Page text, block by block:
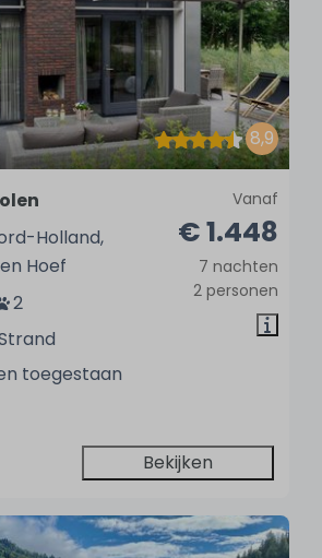
8,9
Vanaf
€ 1.448
7 nachten
2 personen
Holland,
Hoef
2
toegestaan
Bekijken